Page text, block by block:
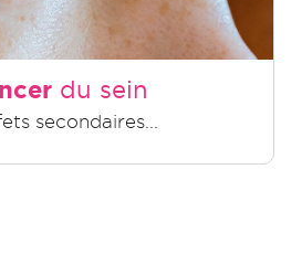
du sein
secondaires...